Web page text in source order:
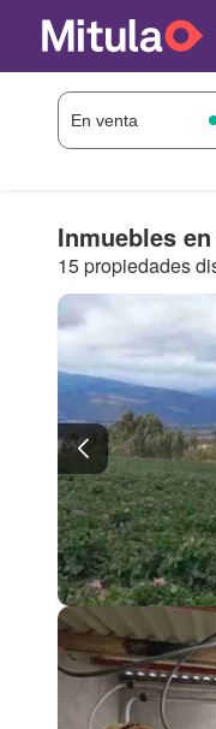
Inmuebles
15 propiedades